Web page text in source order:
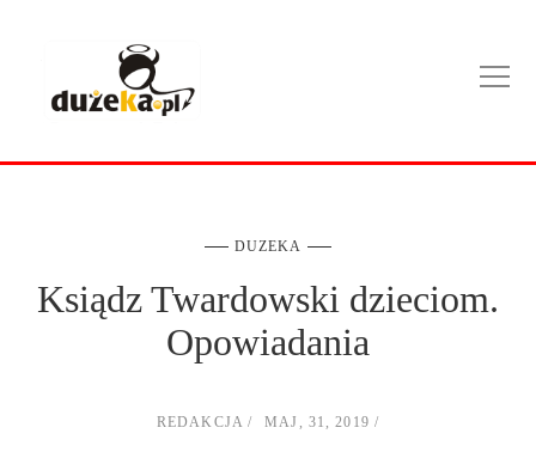
DUZEKA
Ksiądz Twardowski dzieciom.
Opowiadania
REDAKCJA MAJ, 31, 2019